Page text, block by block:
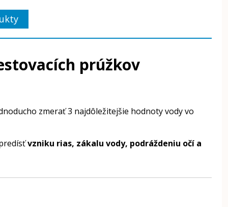
prúžkov
zmerať 3 najdôležitejšie hodnoty vody vo
vzniku rias, zákalu vody, podráždeniu očí a